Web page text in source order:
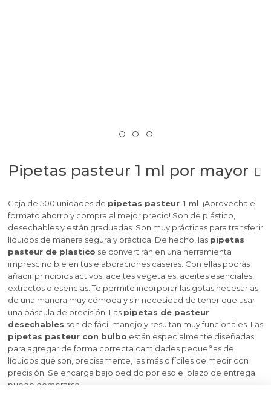
Pipetas pasteur 1 ml por mayor
Caja de 500 unidades de pipetas pasteur 1 ml . ¡Aprovecha el
formato ahorro y compra al mejor precio! Son de plástico,
desechables y están graduadas. Son muy prácticas para transferir
líquidos de manera segura y práctica. De hecho, las pipetas
pasteur de plastico se convertirán en una herramienta
imprescindible en tus elaboraciones caseras. Con ellas podrás
añadir principios activos, aceites vegetales, aceites esenciales,
extractos o esencias. Te permite incorporar las gotas necesarias
de una manera muy cómoda y sin necesidad de tener que usar
una báscula de precisión. Las pipetas de pasteur
desechables son de fácil manejo y resultan muy funcionales. Las
pipetas pasteur con bulbo están especialmente diseñadas
para agregar de forma correcta cantidades pequeñas de
líquidos que son, precisamente, las más difíciles de medir con
precisión. Se encarga bajo pedido por eso el plazo de entrega
puede demorarse.